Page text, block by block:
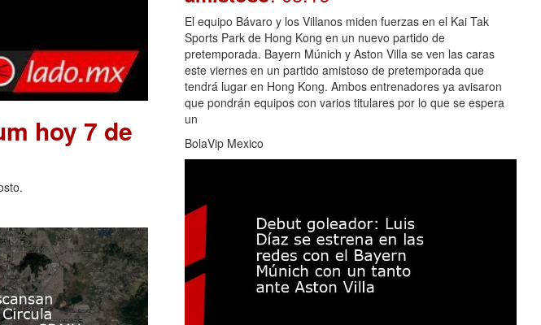
hoy 7 de
El equipo Bávaro y los Villanos miden fuerzas en el Kai Tak
Sports Park de Hong Kong en un nuevo partido de
pretemporada. Bayern Múnich y Aston Villa se ven las caras
este viernes en un partido amistoso de pretemporada que
tendrá lugar en Hong Kong. Ambos entrenadores ya avisaron
que pondrán equipos con varios titulares por lo que se espera
un
BolaVip Mexico